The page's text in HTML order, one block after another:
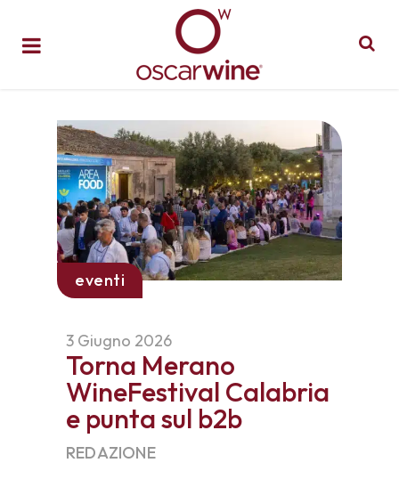
eventi
3 Giugno 2026
Torna Merano
WineFestival Calabria
e punta sul b2b
REDAZIONE